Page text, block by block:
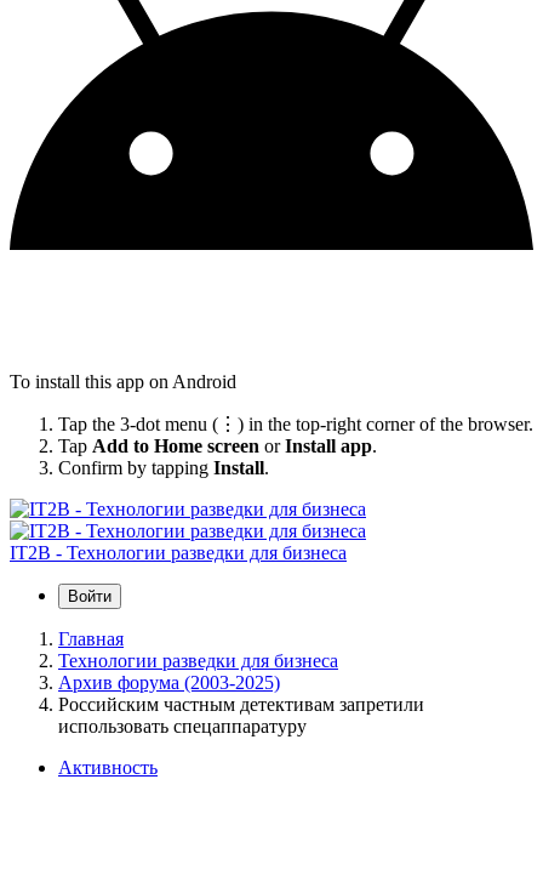
To install this app on Android
Tap the 3-dot menu (⋮) in the top-right corner of the browser.
Tap Add to Home screen orInstall app.
Confirm by tapping Install.
IT2B - Технологии разведки для бизнеса
Войти
Главная
Технологии разведки для бизнеса
Архив форума (2003-2025)
Российским частным детективам запретили
использовать спецаппаратуру
Активность